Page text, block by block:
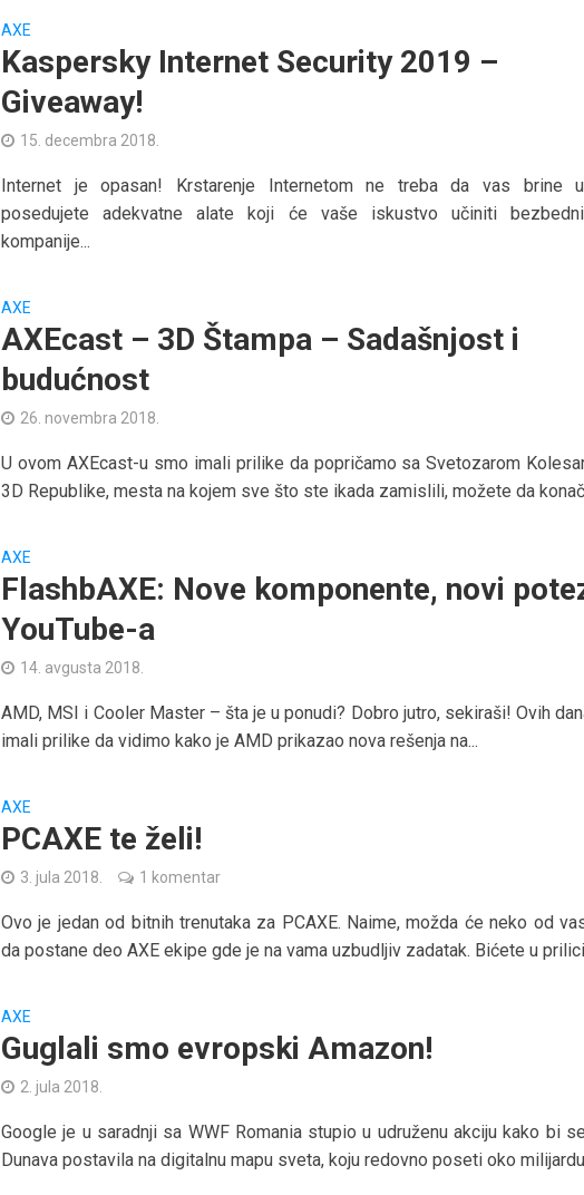
AXE
Kaspersky Internet Security 2019 –
Giveaway!
15. decembra 2018.
Internet je opasan! Krstarenje Internetom ne treba da vas brine
posedujete adekvatne alate koji će vaše iskustvo učiniti
kompanije...
AXE
AXEcast – 3D Štampa – Sadašnjost i
budućnost
26. novembra 2018.
U ovom AXEcast-u smo imali prilike da popričamo sa Svetozarom
3D Republike, mesta na kojem sve što ste ikada zamislili, možete da
AXE
FlashbAXE: Nove komponente, novi
YouTube-a
14. avgusta 2018.
AMD, MSI i Cooler Master – šta je u ponudi? Dobro jutro, sekiraši! Ovih
imali prilike da vidimo kako je AMD prikazao nova rešenja na...
AXE
PCAXE te želi!
3. jula 2018. 1 komentar
Ovo je jedan od bitnih trenutaka za PCAXE. Naime, možda će neko od
da postane deo AXE ekipe gde je na vama uzbudljiv zadatak. Bićete u prilici
AXE
Guglali smo evropski Amazon!
2. jula 2018.
Google je u saradnji sa WWF Romania stupio u udruženu akciju kako bi
Dunava postavila na digitalnu mapu sveta, koju redovno poseti oko